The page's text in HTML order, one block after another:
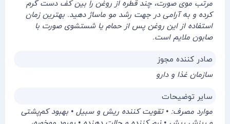
مرتب موی صورت، چند قطره از روغن را بین کف دست گرم
کرده و به آرامی در جهت رشد مو ماساژ دهید. بهترین زمان
استفاده از این روغن پس از حمام یا شستشوی صورت با
صابون ملایم است.
صادر کننده مجوز
سازمان غذا و دارو
سایر توضیحات
موارد مصرف: • تقویت‌ کننده ریش و سبیل • بهبود کم‌پشتی